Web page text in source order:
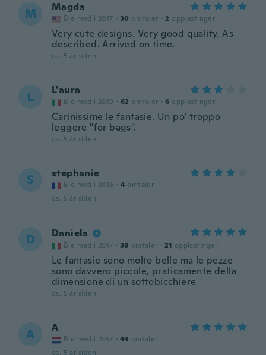
M Magda
Ble med i 2017 · 30 omtaler · 2 opplastinger
Very cute designs. Very good quality. As
described. Arrived on time.
ca. 5 år siden
L L'aura
Ble med i 2019 · 62 omtaler · 6 opplastinger
Carinissime le fantasie. Un po' troppo
leggere "for bags".
ca. 5 år siden
S stephanie
Ble med i 2016 · 4 omtaler
ca. 5 år siden
D Daniela
Ble med i 2017 · 38 omtaler · 21 opplastinger
Le fantasie sono molto belle ma le pezze
sono davvero piccole, praticamente della
dimensione di un sottobicchiere
ca. 5 år siden
A A
Ble med i 2017 · 44 omtaler
ca. 5 år siden